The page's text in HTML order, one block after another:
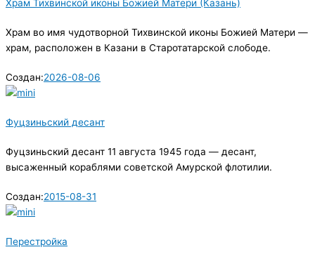
Храм Тихвинской иконы Божией Матери (Казань)
Храм во имя чудотворной Тихвинской иконы Божией Матери —
храм, расположен в Казани в Старотатарской слободе.
Создан:2026-08-06
Фуцзиньский десант
Фуцзиньский десант 11 августа 1945 года — десант,
высаженный кораблями советской Амурской флотилии.
Создан:2015-08-31
Перестройка